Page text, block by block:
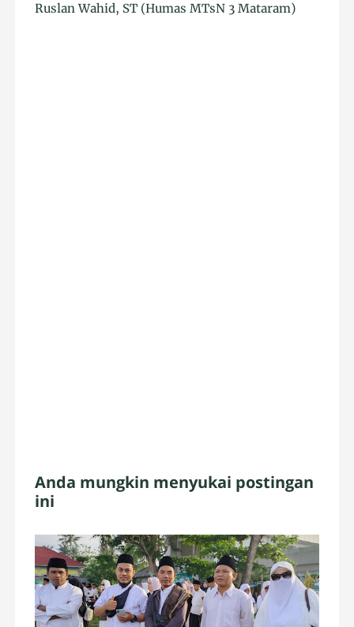
Ruslan Wahid, ST (Humas MTsN 3 Mataram)
Anda mungkin menyukai postingan
ini